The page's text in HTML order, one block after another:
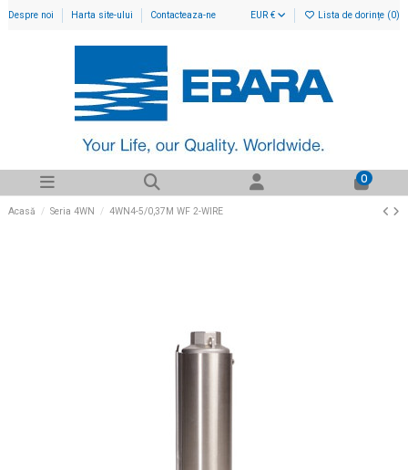
Despre noi Harta site-ului Contacteaza-ne EUR € Lista de dorințe (0)
0
Acasă Seria 4WN 4WN4-5/0,37M WF 2-WIRE